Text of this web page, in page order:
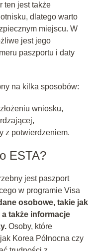
ten jest także
dlatego warto
miejscu. W
jest jego
paszportu i daty
na kilka sposobów:
wniosku,
z potwierdzeniem.
ESTA?
jest paszport
w programie Visa
osobowe, takie jak
także informacje
Osoby, które
Korea Północna czy